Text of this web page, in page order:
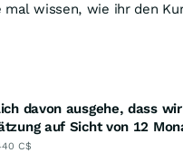
mal wissen, wie ihr den
davon ausgehe, dass
auf Sicht von 12
C$